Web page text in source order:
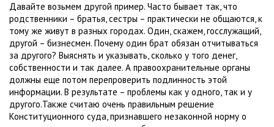
Давайте возьмем другой пример. Часто бывает так, что
родственники – братья, сестры – практически не общаются, к
тому же живут в разных городах. Один, скажем, госслужащий,
другой – бизнесмен. Почему один брат обязан отчитываться
за другого? Выяснять и указывать, сколько у того денег,
собственности и так далее. А правоохранительные органы
должны еще потом перепроверить подлинность этой
информации. В результате – проблемы как у одного, так и у
другого.Также считаю очень правильным решение
Конституционного суда, признавшего незаконной норму о